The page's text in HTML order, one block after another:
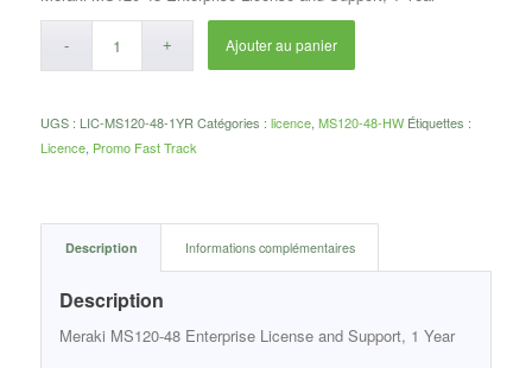
Ajouter au panier
UGS : LIC-MS120-48-1YR Catégories : licence, MS120-48-HW Étiquettes :
Licence, Promo Fast Track
Description Informations complémentaires
Description
Meraki MS120-48 Enterprise License and Support, 1 Year